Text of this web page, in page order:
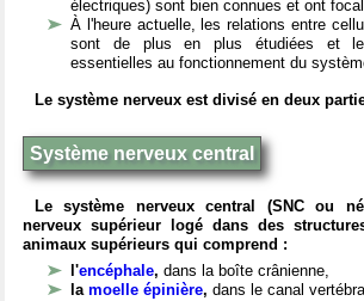
électriques) sont bien connues et ont
À l'heure actuelle, les relations entre
sont de plus en plus étudiées et
essentielles au fonctionnement du
Le système nerveux est divisé en deux
Système nerveux central
Le système nerveux central (SNC ou
nerveux supérieur logé dans des
animaux supérieurs qui comprend :
l'encéphale, dans la boîte crânienne,
la moelle épinière, dans le canal